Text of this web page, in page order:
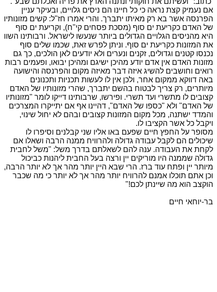
אם נעמיק קצת נראה כי כל חיינו הם ניסים גלויים, ובעיקר עניין
הפרנסה אשר בא רק מאיתו יתברך. והרי אמרו חז"ל: קשים מזונותיו
של האדם כקריעת ים סוף (מסכת פסחים קי"ח), וקריעת ים סוף
היא מהניסים הגלויים הגדולים ביותר שנעשו לישראל. ורבותינו השוו
את המזונות כקריעת ים סוף. וניתן לפרש זאת, שכמו שלים סוף
נכנסו קטנים וגדולים, זקנים ונערים ולא יודעים לאן הולכים, כך גם
מזונות האדם אין אדם יודע מהיכן ישיגם ומהיכן יבואו, ופעמים רבות
רואים וחושבים להשיג איזה דבר מאיזה מקום והפרנסה והישועה
באה דווקא ממקום אחר, ולכן אין לו לעשות תכניות ותכנונים
מיותרים, רק צריך לבטוח בהשם יתברך, שהרי מזונותיו של האדם
קצובים לו מתשרי ועד תשרי. ופירשו, שרבותינו דייקו לומר "מזונותיו
של האדם" ולא "כספו של האדם", דהיינו אף אם יתייקרו המצרכים
והמדד ישתנה, מכל מקום המזונות קצובים ובהם לא יחול שינוי,
ויקבל כל אשר הקציבו לו.
מסופר על החפץ חיים שפעם באו אליו שני קבלנים וסיפרו לו
שיכולים הם לקבל עבודה גדולה ולהרוויח ממנה הרבה ושאלו אם
לקחת את העבודה. ענה להם לשאלתם בדרך משל: "משל לחבית
גדולה שממנה היו מוריקים יין ורצה בעל החבית ליהנות כביכול
מיותר יין ופתח עוד ברז. הרי שבא היין יותר מהר אך לא יותר הרבה,
וכן אתם תוכלו אמנם להרוויח יותר מהר אך לא יותר כי מה שכבר
הוקצב הוא מה שיינתן לכם!"
בר-יוחאי חיים